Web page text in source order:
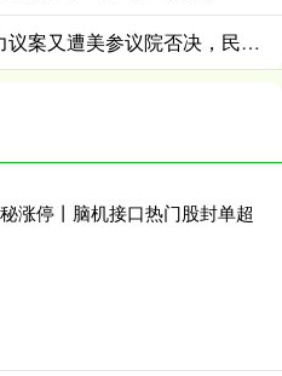
华融配资 限制特朗普战争权力议案又遭美参议院否决，民主党表示将“屡败屡战”
涨停丨脑机接口热门股封单超